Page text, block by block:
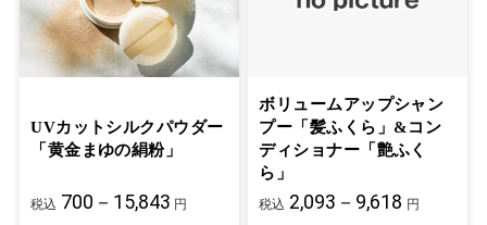
UVカットシルクパウダー
「黄金まゆの絹粉」
税込 700－15,843 円
ボリュームアップシャン
プー「髪ふくら」&コン
ディショナー「艶ふく
ら」
税込 2,093－9,618 円